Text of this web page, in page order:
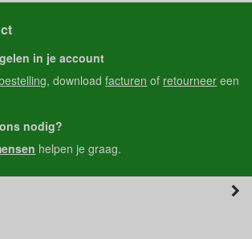
in je account
, downloadfacturen of retourneer een
nodig?
helpen je graag.